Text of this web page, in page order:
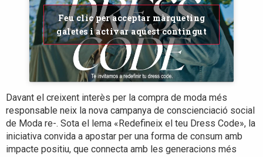
Feu clic per acceptar màrqueting
galetes i activar aquest contingut
Davant el creixent interès per la compra de moda més
responsable neix la nova campanya de conscienciació social
de Moda re-. Sota el lema «Redefineix el teu Dress Code», la
iniciativa convida a apostar per una forma de consum amb
impacte positiu, que connecta amb les generacions més